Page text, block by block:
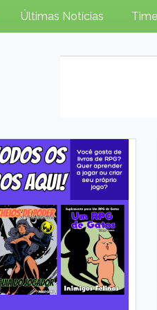
Últimas Notícias